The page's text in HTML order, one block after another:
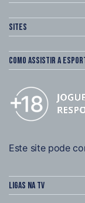
Sites
Como assistir a
Este site pode
Ligas na TV